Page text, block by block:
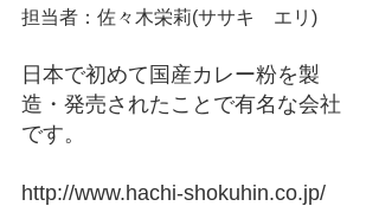
担当者：佐々木栄莉(ササキ　エリ)
日本で初めて国産カレー粉を製
造・発売されたことで有名な会社
です。
http://www.hachi-shokuhin.co.jp/